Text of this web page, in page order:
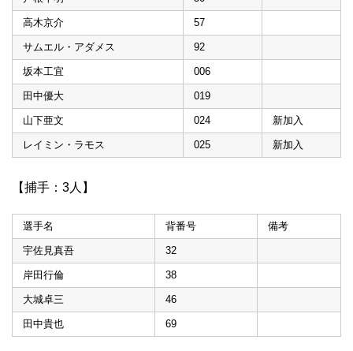
高木京介 57
サムエル・アダメス 92
坂本工宜 006
田中優大 019
山下亜文 024 新加入
レイミン・ラモス 025 新加入
【捕手：3人】
選手名 背番号 備考
宇佐見真吾 32
岸田行倫 38
大城卓三 46
田中貴也 69